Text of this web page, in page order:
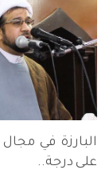
البارزة في
على درجة..